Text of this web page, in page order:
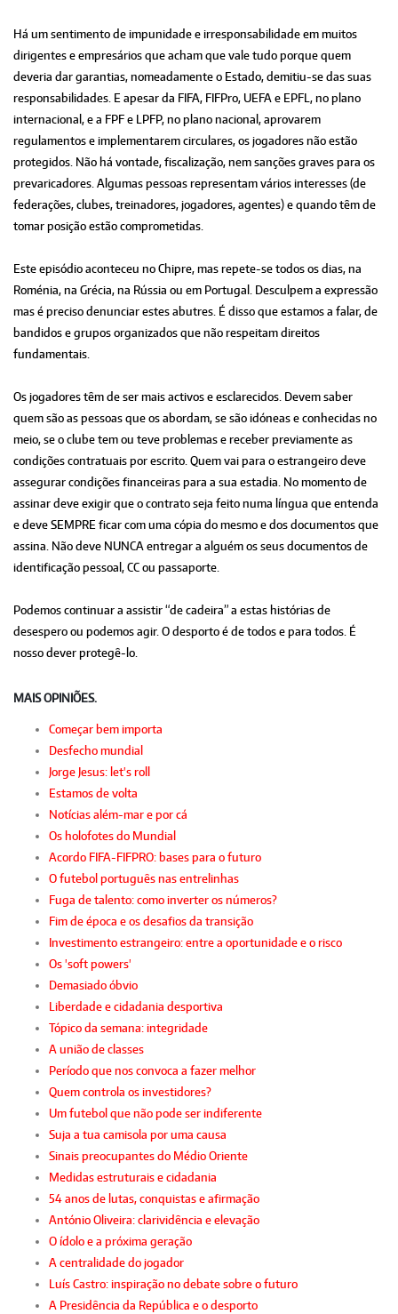
Há um sentimento de impunidade e irresponsabilidade em muitos
dirigentes e empresários que acham que vale tudo porque quem
deveria dar garantias, nomeadamente o Estado, demitiu-se das suas
responsabilidades. E apesar da FIFA, FIFPro, UEFA e EPFL, no plano
internacional, e a FPF e LPFP, no plano nacional, aprovarem
regulamentos e implementarem circulares, os jogadores não estão
protegidos. Não há vontade, fiscalização, nem sanções graves para os
prevaricadores. Algumas pessoas representam vários interesses (de
federações, clubes, treinadores, jogadores, agentes) e quando têm de
tomar posição estão comprometidas.
Este episódio aconteceu no Chipre, mas repete-se todos os dias, na
Roménia, na Grécia, na Rússia ou em Portugal. Desculpem a expressão
mas é preciso denunciar estes abutres. É disso que estamos a falar, de
bandidos e grupos organizados que não respeitam direitos
fundamentais.
Os jogadores têm de ser mais activos e esclarecidos. Devem saber
quem são as pessoas que os abordam, se são idóneas e conhecidas no
meio, se o clube tem ou teve problemas e receber previamente as
condições contratuais por escrito. Quem vai para o estrangeiro deve
assegurar condições financeiras para a sua estadia. No momento de
assinar deve exigir que o contrato seja feito numa língua que entenda
e deve SEMPRE ficar com uma cópia do mesmo e dos documentos que
assina. Não deve NUNCA entregar a alguém os seus documentos de
identificação pessoal, CC ou passaporte.
Podemos continuar a assistir “de cadeira” a estas histórias de
desespero ou podemos agir. O desporto é de todos e para todos. É
nosso dever protegê-lo.
MAIS OPINIÕES.
Começar bem importa
Desfecho mundial
Jorge Jesus: let's roll
Estamos de volta
Notícias além-mar e por cá
Os holofotes do Mundial
Acordo FIFA-FIFPRO: bases para o futuro
O futebol português nas entrelinhas
Fuga de talento: como inverter os números?
Fim de época e os desafios da transição
Investimento estrangeiro: entre a oportunidade e o risco
Os 'soft powers'
Demasiado óbvio
Liberdade e cidadania desportiva
Tópico da semana: integridade
A união de classes
Período que nos convoca a fazer melhor
Quem controla os investidores?
Um futebol que não pode ser indiferente
Suja a tua camisola por uma causa
Sinais preocupantes do Médio Oriente
Medidas estruturais e cidadania
54 anos de lutas, conquistas e afirmação
António Oliveira: clarividência e elevação
O ídolo e a próxima geração
A centralidade do jogador
Luís Castro: inspiração no debate sobre o futuro
A Presidência da República e o desporto